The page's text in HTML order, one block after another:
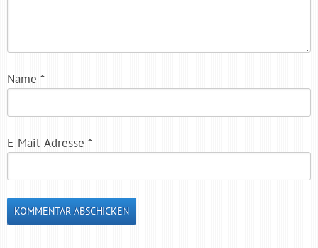
Name *
E-Mail-Adresse *